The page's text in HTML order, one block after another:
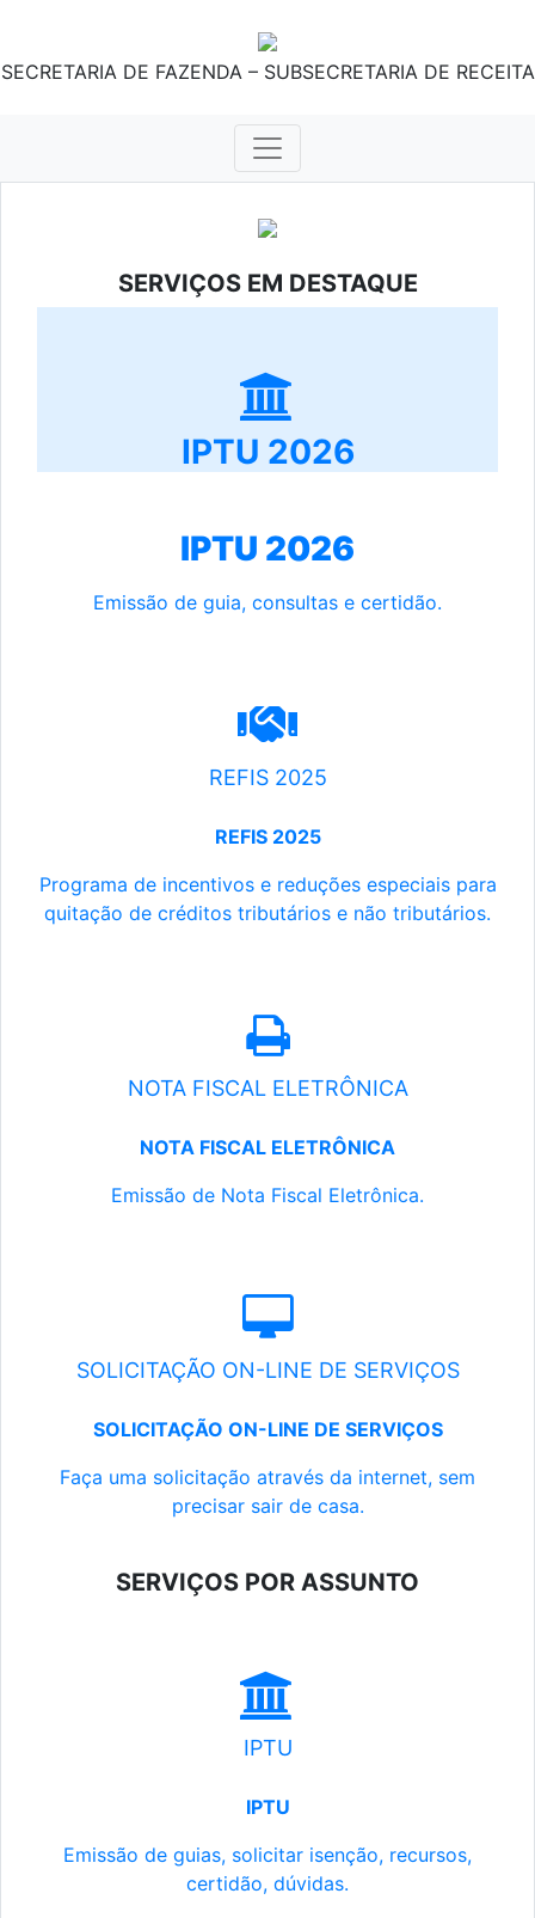
SECRETARIA DE FAZENDA – SUBSECRETARIA DE RECEITA
SERVIÇOS EM DESTAQUE
IPTU 2026
IPTU 2026
Emissão de guia, consultas e certidão.
REFIS 2025
REFIS 2025
Programa de incentivos e reduções especiais para
quitação de créditos tributários e não tributários.
NOTA FISCAL ELETRÔNICA
NOTA FISCAL ELETRÔNICA
Emissão de Nota Fiscal Eletrônica.
SOLICITAÇÃO ON-LINE DE SERVIÇOS
SOLICITAÇÃO ON-LINE DE SERVIÇOS
Faça uma solicitação através da internet, sem
precisar sair de casa.
SERVIÇOS POR ASSUNTO
IPTU
IPTU
Emissão de guias, solicitar isenção, recursos,
certidão, dúvidas.